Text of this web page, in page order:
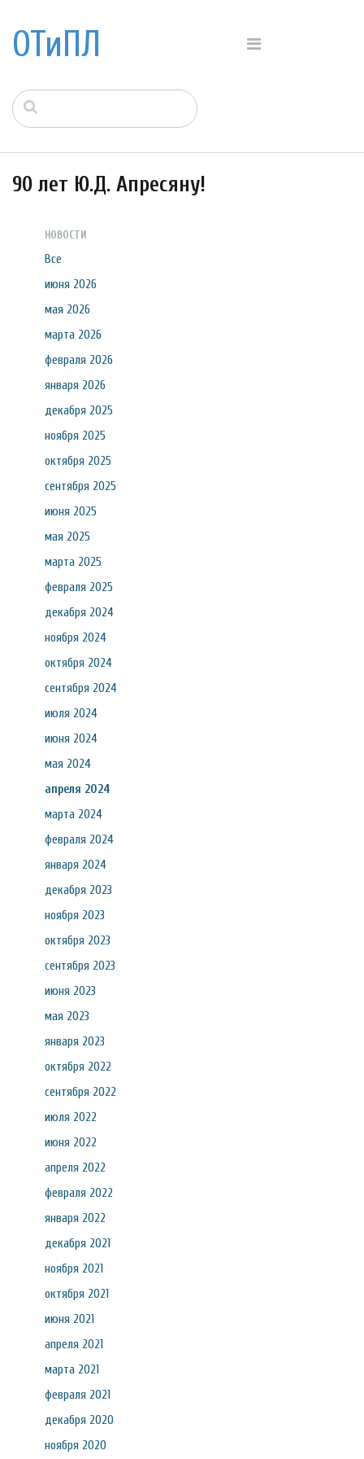
ОТиПЛ
90 лет Ю.Д. Апресяну!
НОВОСТИ
Все
июня 2026
мая 2026
марта 2026
февраля 2026
января 2026
декабря 2025
ноября 2025
октября 2025
сентября 2025
июня 2025
мая 2025
марта 2025
февраля 2025
декабря 2024
ноября 2024
октября 2024
сентября 2024
июля 2024
июня 2024
мая 2024
апреля 2024
марта 2024
февраля 2024
января 2024
декабря 2023
ноября 2023
октября 2023
сентября 2023
июня 2023
мая 2023
января 2023
октября 2022
сентября 2022
июля 2022
июня 2022
апреля 2022
февраля 2022
января 2022
декабря 2021
ноября 2021
октября 2021
июня 2021
апреля 2021
марта 2021
февраля 2021
декабря 2020
ноября 2020